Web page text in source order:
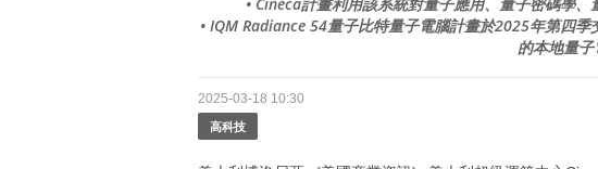
• IQM Radiance 54量子比特量子電腦計畫於2025年第四
的本地量子
2025-03-18 10:30
高科技